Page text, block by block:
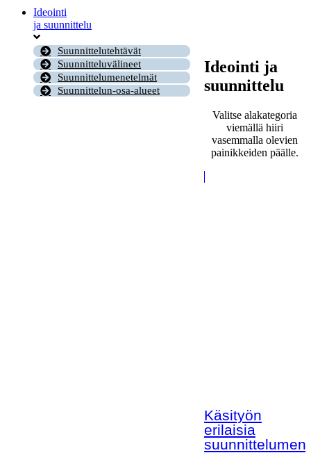
Ideointi
ja suunnittelu
Suunnittelutehtävät
Suunnitteluvälineet
Suunnittelumenetelmät
Suunnittelun-osa-alueet
Ideointi ja
suunnittelu
Valitse alakategoria
viemällä hiiri
vasemmalla olevien
painikkeiden päälle.
Käsityön
erilaisia